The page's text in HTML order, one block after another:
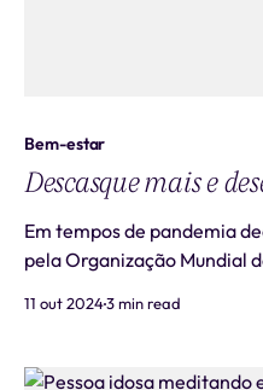
Bem-estar
Descasque mais e
Em tempos de pandemia
pela Organização Mundial
sociais, e especialmente
coronavírus. Um assunto
11 out 20243 min read